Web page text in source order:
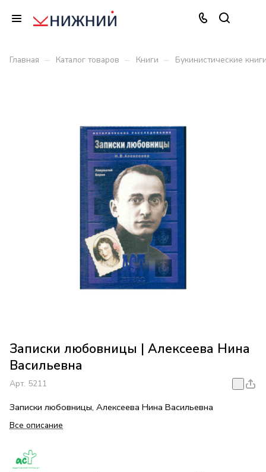
Главная – Каталог товаров – Книги – Букинистические
Записки любовницы | Алексеева Нина
Васильевна
Арт. 5211
Записки любовницы, Алексеева Нина Васильевна
Все описание